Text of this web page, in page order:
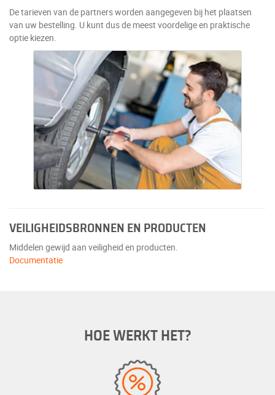
De tarieven van de partners worden aangegeven bij het plaatsen
van uw bestelling. U kunt dus de meest voordelige en praktische
optie kiezen.
VEILIGHEIDSBRONNEN EN PRODUCTEN
Middelen gewijd aan veiligheid en producten.
Documentatie
HOE WERKT HET?